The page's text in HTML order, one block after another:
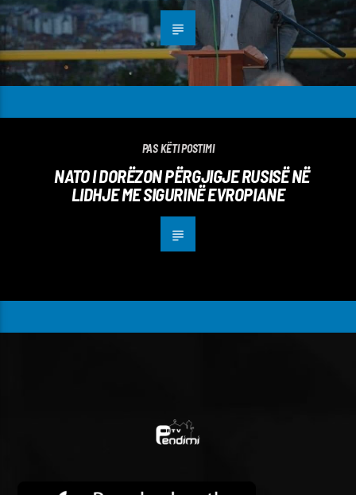
PAS KËTI POSTIMI
NATO I DORËZON PËRGJIGJE RUSISË NË
LIDHJE ME SIGURINË EVROPIANE